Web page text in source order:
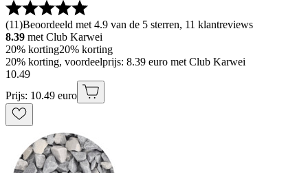
(11)Beoordeeld met 4.9 van de 5 sterren, 11 klantreviews
8.39 met Club Karwei
20% korting20% korting
20% korting, voordeelprijs: 8.39 euro met Club Karwei
10.49
Prijs: 10.49 euro